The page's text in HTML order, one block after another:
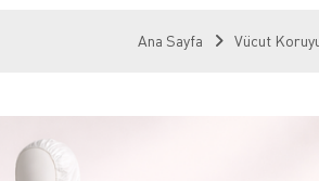
Ana Sayfa Vücut